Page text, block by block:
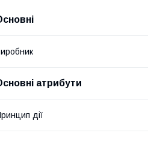
атрибути
дії